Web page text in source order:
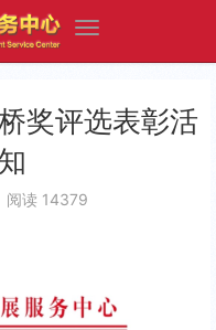
奖评选表彰活
阅读 14379